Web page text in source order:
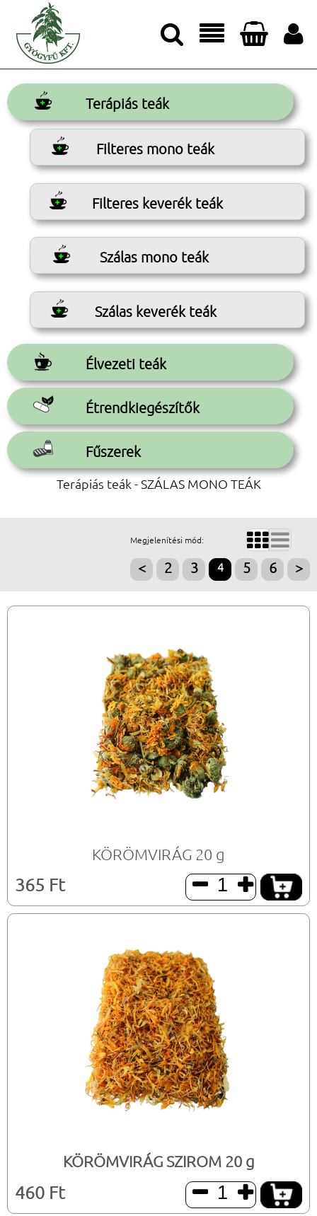




Terápiás teák
Filteres mono teák
Filteres keverék teák
Szálas mono teák
Szálas keverék teák
Élvezeti teák
Étrendkiegészítők
Fűszerek
Terápiás teák - SZÁLAS MONO TEÁK
Megjelenítési mód: 
< 2 3 4 5 6 >
KÖRÖMVIRÁG 20 g
365 Ft  
KÖRÖMVIRÁG SZIROM 20 g
460 Ft  